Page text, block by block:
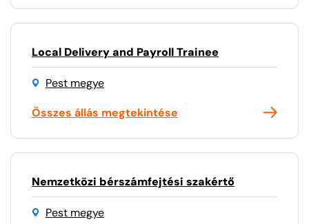
Local Delivery and Payroll Trainee
Pest megye
Összes állás megtekintése
Nemzetközi bérszámfejtési szakértő
Pest megye